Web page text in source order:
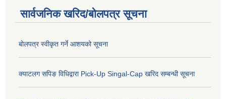
सार्वजनिक खरिद/बोलपत्र सूचना
बोलपत्र स्वीकृत गर्ने आशयको सूचना
क्याटलग सपिङ विधिद्वारा Pick-Up Singal-Cap खरिद सम्बन्धी सूचना